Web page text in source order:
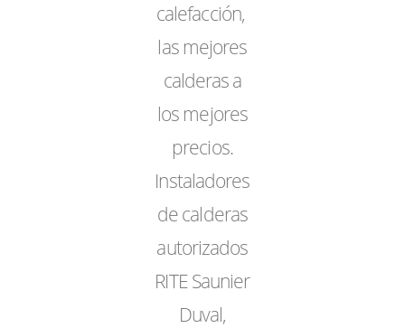
calefacción,
las mejores
calderas a
los mejores
precios.
Instaladores
de calderas
autorizados
RITE Saunier
Duval,